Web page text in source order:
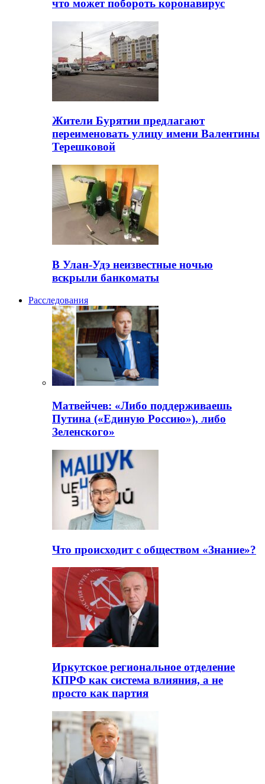
что может побороть коронавирус
Жители Бурятии предлагают
переименовать улицу имени Валентины
Терешковой
В Улан-Удэ неизвестные ночью
вскрыли банкоматы
Расследования
Матвейчев: «Либо поддерживаешь
Путина («Единую Россию»), либо
Зеленского»
Что происходит с обществом «Знание»?
Иркутское региональное отделение
КПРФ как система влияния, а не
просто как партия